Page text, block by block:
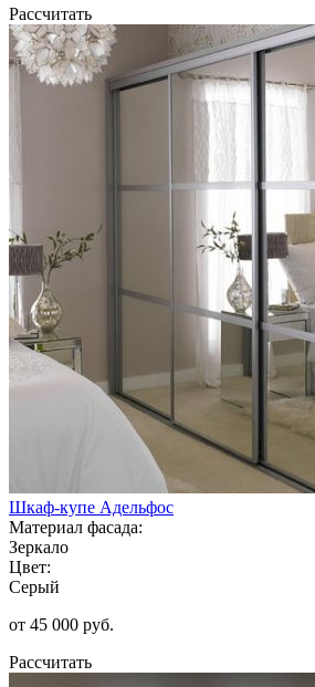
Рассчитать
Шкаф-купе Адельфос
Материал фасада:
Зеркало
Цвет:
Серый
от 45 000 руб.
Рассчитать